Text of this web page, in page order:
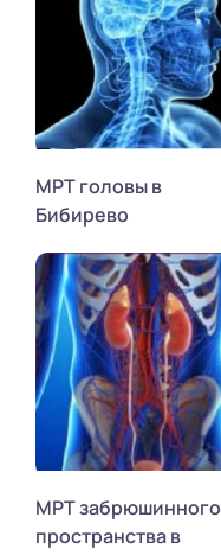
МРТ головы в
Бибирево
МРТ забрюшинного
пространства в